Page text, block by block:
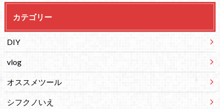
カテゴリー
DIY
vlog
オススメツール
シフクノいえ